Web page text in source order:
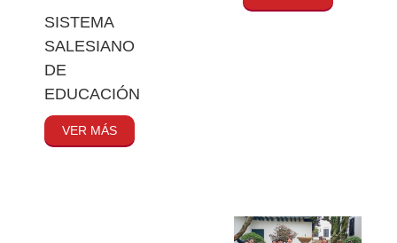
SISTEMA
SALESIANO
DE
EDUCACIÓN
VER MÁS